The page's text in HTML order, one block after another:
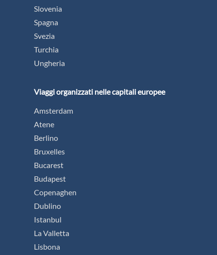
Slovenia
Spagna
Svezia
Turchia
Ungheria
Viaggi organizzati nelle capitali europee
Amsterdam
Atene
Berlino
Bruxelles
Bucarest
Budapest
Copenaghen
Dublino
Istanbul
La Valletta
Lisbona